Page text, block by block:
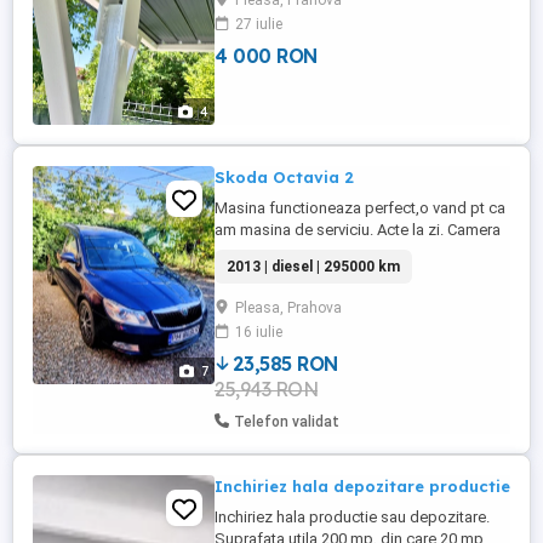
4
27 iulie
4 000 RON
7
Skoda Octavia 2
Masina functioneaza perfect,o vand pt ca
am masina de serviciu. Acte la zi. Camera
Comenzi pe volan.
2013 | diesel | 295000 km
Pleasa, Prahova
16 iulie
23,585 RON
25,943 RON
Telefon validat
Inchiriez hala depozitare productie
Inchiriez hala productie sau depozitare.
Suprafata utila 200 mp, din care 20 mp